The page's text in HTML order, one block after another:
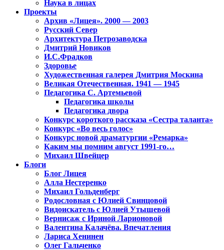
Наука в лицах
Проекты
Архив «Лицея». 2000 — 2003
Русский Север
Архитектура Петрозаводска
Дмитрий Новиков
И.С.Фрадков
Здоровье
Художественная галерея Дмитрия Москина
Великая Отечественная. 1941 — 1945
Педагогика С. Артемьевой
Педагогика школы
Педагогика двора
Конкурс короткого рассказа «Сестра таланта»
Конкурс «Во весь голос»
Конкурс новой драматургии «Ремарка»
Каким мы помним август 1991-го…
Михаил Швейцер
Блоги
Блог Лицея
Алла Нестеренко
Михаил Гольденберг
Родословная с Юлией Свинцовой
Видоискатель с Юлией Утышевой
Вернисаж с Ириной Ларионовой
Валентина Калачёва. Впечатления
Лариса Хенинен
Олег Гальченко